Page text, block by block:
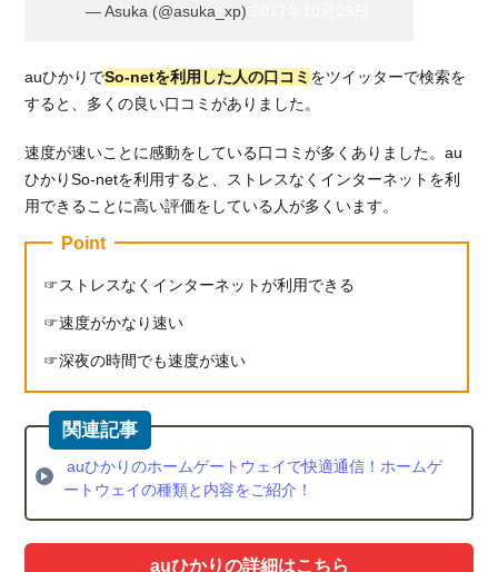
— Asuka (@asuka_xp)
auひかりでSo-netを利用した人の口コミ をツイッターで検索を
すると、多くの良い口コミがありました。
速度が速いことに感動をしている口コミが多くありました。au
ひかりSo-netを利用すると、ストレスなくインターネットを利
用できることに高い評価をしている人が多くいます。
Point
ストレスなくインターネットが利用できる
速度がかなり速い
深夜の時間でも速度が速い
auひかりのホームゲートウェイで快適通信！ホームゲ
ートウェイの種類と内容をご紹介！
auひかりの詳細はこちら